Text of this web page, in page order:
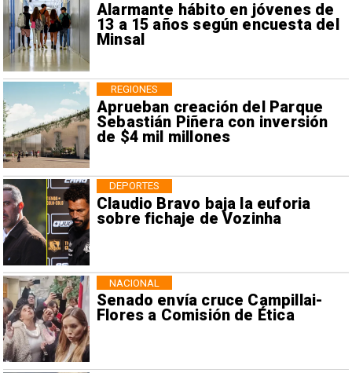
Alarmante hábito en jóvenes de
13 a 15 años según encuesta del
Minsal
Aprueban creación del Parque
Sebastián Piñera con inversión
de $4 mil millones
REGIONES
Claudio Bravo baja la euforia
sobre fichaje de Vozinha
DEPORTES
Senado envía cruce Campillai-
Flores a Comisión de Ética
NACIONAL